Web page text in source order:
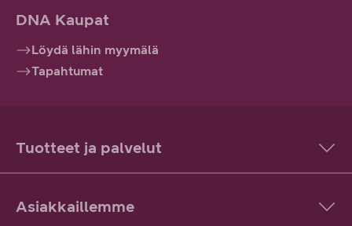
DNA Kaupat
Löydä lähin myymälä
Tapahtumat
Tuotteet ja palvelut
Asiakkaillemme